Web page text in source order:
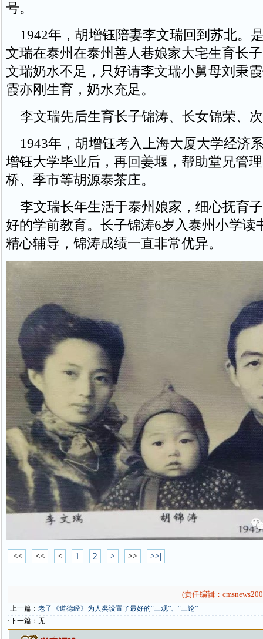
号。
1942年，胡增钰陪妻李文瑞回到苏北。
文瑞在泰州在泰州善人巷娘家大宅生育长
文瑞奶水不足，只好请李文瑞小舅母刘秉
霞亦刚生育，奶水充足。
李文瑞先后生育长子锦涛、长女锦荣、
1943年，胡增钰考入上海大厦大学经济
增钰大学毕业后，再回姜堰，帮助堂兄管
桥、季市等胡源泰茶庄。
李文瑞长年生活于泰州娘家，细心抚育
好的学前教育。长子锦涛6岁入泰州小学读
精心辅导，锦涛成绩一直非常优异。
|<< << < 1 2 > >> >>|
(责任编辑：
·上一篇： 老子《道德经》为人类设置了最好的“三观”、“三论”
·下一篇：无